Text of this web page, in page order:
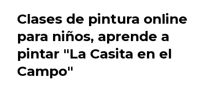
Clases de pintura online
para niños, aprende a
pintar "La Casita en el
Campo"